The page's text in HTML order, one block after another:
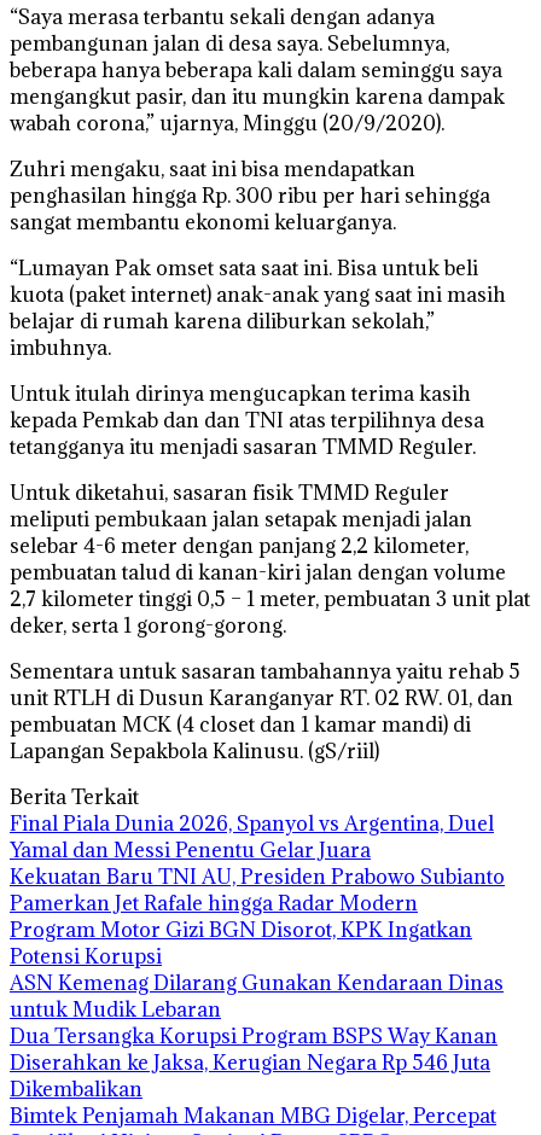
“Saya merasa terbantu sekali dengan adanya
pembangunan jalan di desa saya. Sebelumnya,
beberapa hanya beberapa kali dalam seminggu saya
mengangkut pasir, dan itu mungkin karena dampak
wabah corona,” ujarnya, Minggu (20/9/2020).
Zuhri mengaku, saat ini bisa mendapatkan
penghasilan hingga Rp. 300 ribu per hari sehingga
sangat membantu ekonomi keluarganya.
“Lumayan Pak omset sata saat ini. Bisa untuk beli
kuota (paket internet) anak-anak yang saat ini masih
belajar di rumah karena diliburkan sekolah,”
imbuhnya.
Untuk itulah dirinya mengucapkan terima kasih
kepada Pemkab dan dan TNI atas terpilihnya desa
tetangganya itu menjadi sasaran TMMD Reguler.
Untuk diketahui, sasaran fisik TMMD Reguler
meliputi pembukaan jalan setapak menjadi jalan
selebar 4-6 meter dengan panjang 2,2 kilometer,
pembuatan talud di kanan-kiri jalan dengan volume
2,7 kilometer tinggi 0,5 – 1 meter, pembuatan 3 unit plat
deker, serta 1 gorong-gorong.
Sementara untuk sasaran tambahannya yaitu rehab 5
unit RTLH di Dusun Karanganyar RT. 02 RW. 01, dan
pembuatan MCK (4 closet dan 1 kamar mandi) di
Lapangan Sepakbola Kalinusu. (gS/riil)
Berita Terkait
Final Piala Dunia 2026, Spanyol vs Argentina, Duel
Yamal dan Messi Penentu Gelar Juara
Kekuatan Baru TNI AU, Presiden Prabowo Subianto
Pamerkan Jet Rafale hingga Radar Modern
Program Motor Gizi BGN Disorot, KPK Ingatkan
Potensi Korupsi
ASN Kemenag Dilarang Gunakan Kendaraan Dinas
untuk Mudik Lebaran
Dua Tersangka Korupsi Program BSPS Way Kanan
Diserahkan ke Jaksa, Kerugian Negara Rp 546 Juta
Dikembalikan
Bimtek Penjamah Makanan MBG Digelar, Percepat